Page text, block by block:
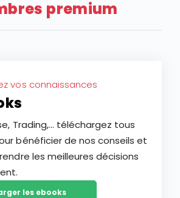
premium
vos connaissances
Trading,... téléchargez tous
bénéficier de nos conseils et
les meilleures décisions
les ebooks